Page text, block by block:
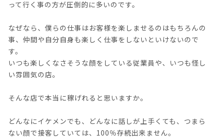
って行く事の方が圧倒的に多いのです。
なぜなら、僕らの仕事はお客様を楽しませるのはもちろんの
事、仲間や自分自身も楽しく仕事をしないといけないので
す。
いつも楽しくなさそうな顔をしている従業員や、いつも怪し
い雰囲気の店。
そんな店で本当に稼げれると思いますか。
どんなにイケメンでも、どんなに話しが上手くても、つまら
ない顔で接客していては、100％存続出来ません。